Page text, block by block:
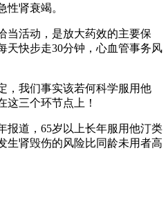
性肾衰竭。
活动，是放大药效的主要保
天快步走30分钟，心血管事务风
我们事实该若何科学服用他
这三个环节点上！
道，65岁以上长年服用他汀类
生肾毁伤的风险比同龄未用者高